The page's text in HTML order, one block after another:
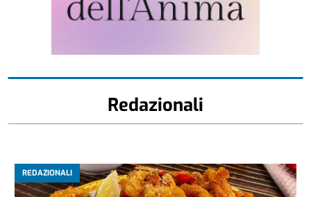
Redazionali
REDAZIONALI